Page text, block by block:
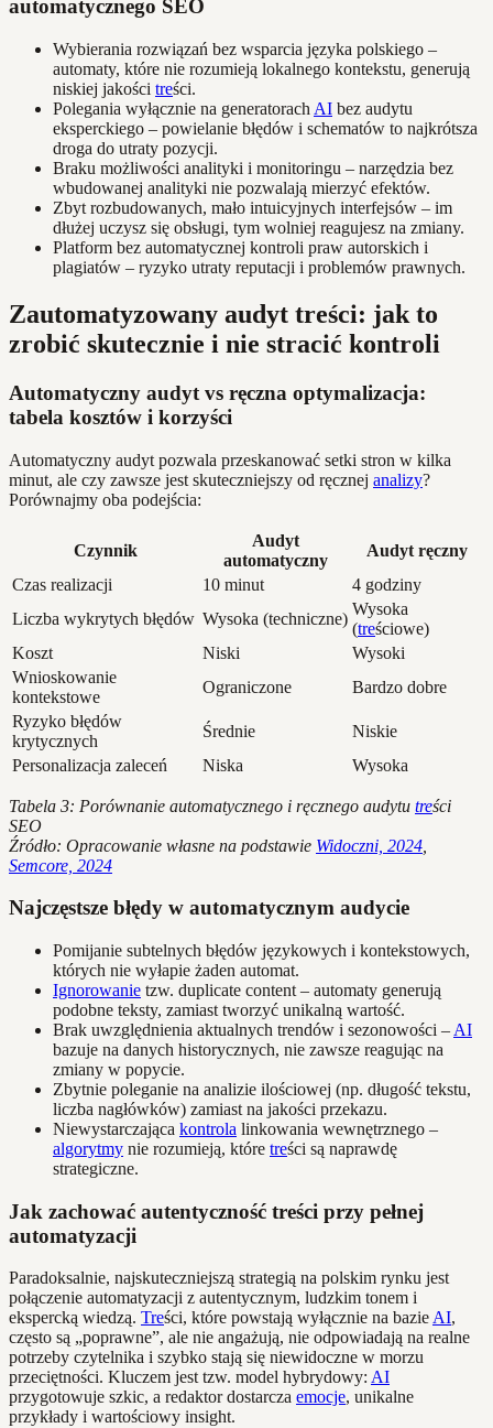
automatycznego SEO
Wybierania rozwiązań bez wsparcia języka polskiego –
automaty, które nie rozumieją lokalnego kontekstu, generują
niskiej jakości treści.
Polegania wyłącznie na generatorach AI bez audytu
eksperckiego – powielanie błędów i schematów to najkrótsza
droga do utraty pozycji.
Braku możliwości analityki i monitoringu – narzędzia bez
wbudowanej analityki nie pozwalają mierzyć efektów.
Zbyt rozbudowanych, mało intuicyjnych interfejsów – im
dłużej uczysz się obsługi, tym wolniej reagujesz na zmiany.
Platform bez automatycznej kontroli praw autorskich i
plagiatów – ryzyko utraty reputacji i problemów prawnych.
Zautomatyzowany audyt treści: jak to
zrobić skutecznie i nie stracić kontroli
Automatyczny audyt vs ręczna optymalizacja:
tabela kosztów i korzyści
Automatyczny audyt pozwala przeskanować setki stron w kilka
minut, ale czy zawsze jest skuteczniejszy od ręcznej analizy?
Porównajmy oba podejścia:
Czynnik
Audyt
automatyczny
Audyt ręczny
Czas realizacji
10 minut
4 godziny
Liczba wykrytych błędów Wysoka (techniczne)
Wysoka
(treściowe)
Koszt
Niski
Wysoki
Wnioskowanie
kontekstowe
Ograniczone
Bardzo dobre
Ryzyko błędów
krytycznych
Średnie
Niskie
Personalizacja zaleceń
Niska Wysoka
Tabela 3: Porównanie automatycznego i ręcznego audytu treści
SEO
Źródło: Opracowanie własne na podstawie Widoczni, 2024
Semcore, 2024
Najczęstsze błędy w automatycznym audycie
Pomijanie subtelnych błędów językowych i kontekstowych,
których nie wyłapie żaden automat.
Ignorowanie tzw. duplicate content – automaty generują
podobne teksty, zamiast tworzyć unikalną wartość.
Brak uwzględnienia aktualnych trendów i sezonowości – AI
bazuje na danych historycznych, nie zawsze reagując na
zmiany w popycie.
Zbytnie poleganie na analizie ilościowej (np. długość tekstu,
liczba nagłówków) zamiast na jakości przekazu.
Niewystarczająca kontrola linkowania wewnętrznego –
algorytmy nie rozumieją, które treści są naprawdę
strategiczne.
Jak zachować autentyczność treści przy pełnej
automatyzacji
Paradoksalnie, najskuteczniejszą strategią na polskim rynku jest
połączenie automatyzacji z autentycznym, ludzkim tonem i
ekspercką wiedzą. Treści, które powstają wyłącznie na bazieAI,
często są „poprawne”, ale nie angażują, nie odpowiadają na realne
potrzeby czytelnika i szybko stają się niewidoczne w morzu
przeciętności. Kluczem jest tzw. model hybrydowy: AI
przygotowuje szkic, a redaktor dostarcza emocje, unikalne
przykłady i wartościowy insight.